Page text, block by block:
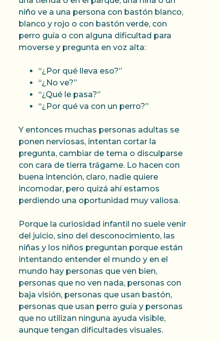
niño ve a una persona con bastón blanco,
blanco y rojo o con bastón verde, con
perro guía o con alguna dificultad para
moverse y pregunta en voz alta:
“¿Por qué lleva eso?”
“¿No ve?”
“¿Qué le pasa?”
“¿Por qué va con un perro?”
Y entonces muchas personas adultas se
ponen nerviosas, intentan cortar la
pregunta, cambiar de tema o disculparse
con cara de tierra trágame. Lo hacen con
buena intención, claro, nadie quiere
incomodar, pero quizá ahí estamos
perdiendo una oportunidad muy valiosa.
Porque la curiosidad infantil no suele venir
del juicio, sino del desconocimiento, las
niñas y los niños preguntan porque están
intentando entender el mundo y en el
mundo hay personas que ven bien,
personas que no ven nada, personas con
baja visión, personas que usan bastón,
personas que usan perro guía y personas
que no utilizan ninguna ayuda visible,
aunque tengan dificultades visuales.